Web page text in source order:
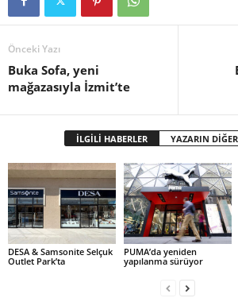
Önceki Yazı
Buka Sofa, yeni
mağazasıyla İzmit’te
İLGİLİ HABERLER YAZARIN
DESA & Samsonite Selçuk
Outlet Park’ta
PUMA’da yeniden
yapılanma sürüyor